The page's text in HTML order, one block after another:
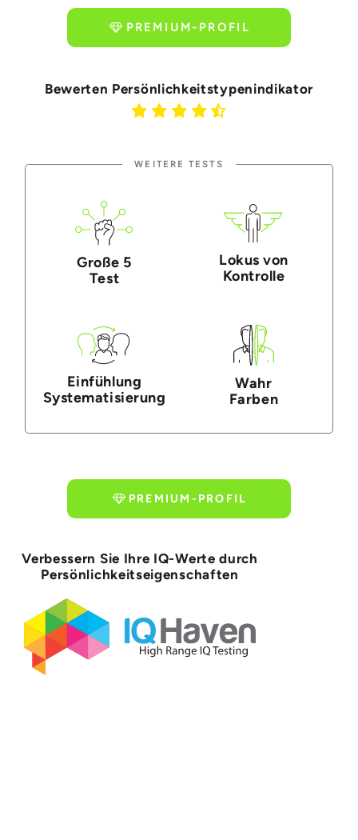
PREMIUM-PROFIL
Bewerten Persönlichkeitstypenindikator
WEITERE TESTS
Große 5
Test
Lokus von
Kontrolle
Einfühlung
Systematisierung
Wahr
Farben
PREMIUM-PROFIL
Verbessern Sie Ihre IQ-Werte durch
Persönlichkeitseigenschaften